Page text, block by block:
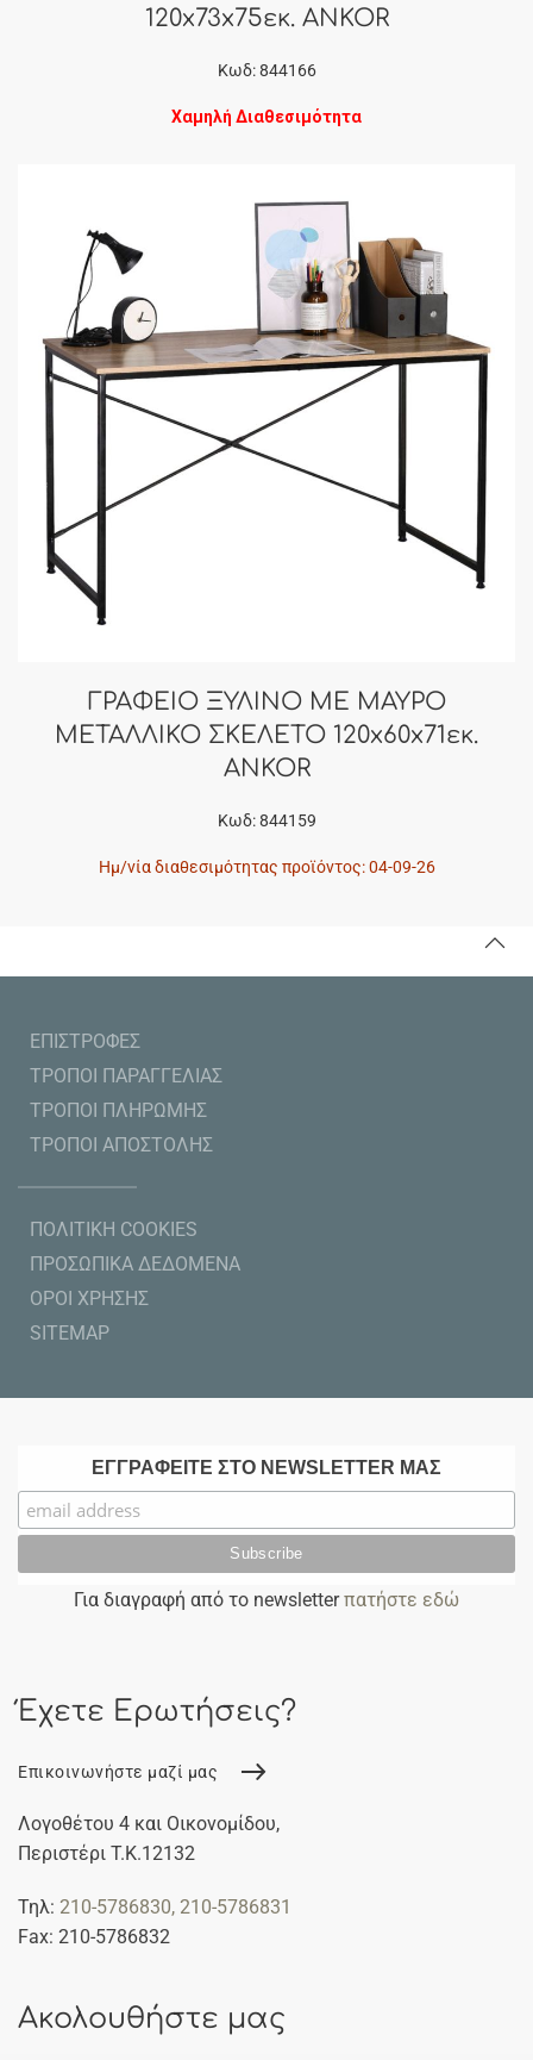
120x73x75εκ. ANKOR
Κωδ: 844166
Χαμηλή Διαθεσιμότητα
ΓΡΑΦΕΙΟ ΞΥΛΙΝΟ ΜΕ ΜΑΥΡΟ
ΜΕΤΑΛΛΙΚΟ ΣΚΕΛΕΤΟ 120x60x71εκ.
ANKOR
Κωδ: 844159
Ημ/νία διαθεσιμότητας προϊόντος: 04-09-26
ΕΠΙΣΤΡΟΦΕΣ
ΤΡΟΠΟΙ ΠΑΡΑΓΓΕΛΙΑΣ
ΤΡΟΠΟΙ ΠΛΗΡΩΜΗΣ
ΤΡΟΠΟΙ ΑΠΟΣΤΟΛΗΣ
ΠΟΛΙΤΙΚΗ COOKIES
ΠΡΟΣΩΠΙΚΑ ΔΕΔΟΜΕΝΑ
ΟΡΟΙ ΧΡΗΣΗΣ
SITEMAP
ΕΓΓΡΑΦΕΙΤΕ ΣΤΟ NEWSLETTER ΜΑΣ
Για διαγραφή από το newsletterπατήστε εδώ
Έχετε Ερωτήσεις?
Επικοινωνήστε μαζί μας
Λογοθέτου 4 και Οικονομίδου,
Περιστέρι Τ.Κ.12132
Τηλ: 210-5786830, 210-5786831
Fax: 210-5786832
Ακολουθήστε μας